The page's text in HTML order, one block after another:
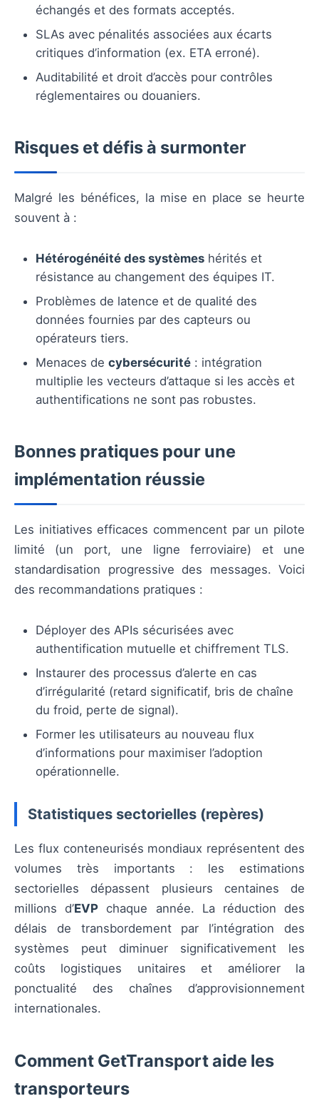
échangés et des formats acceptés.
SLAs avec pénalités associées aux écarts
critiques d’information (ex. ETA erroné).
Auditabilité et droit d’accès pour contrôles
réglementaires ou douaniers.
Risques et défis à surmonter
Malgré les bénéfices, la mise en place se heurte
souvent à :
Hétérogénéité des systèmes hérités et
résistance au changement des équipes IT.
Problèmes de latence et de qualité des
données fournies par des capteurs ou
opérateurs tiers.
Menaces de cybersécurité : intégration
multiplie les vecteurs d’attaque si les accès et
authentifications ne sont pas robustes.
Bonnes pratiques pour une
implémentation réussie
Les initiatives efficaces commencent par un pilote
limité (un port, une ligne ferroviaire) et une
standardisation progressive des messages. Voici
des recommandations pratiques :
Déployer des APIs sécurisées avec
authentification mutuelle et chiffrement TLS.
Instaurer des processus d’alerte en cas
d’irrégularité (retard significatif, bris de chaîne
du froid, perte de signal).
Former les utilisateurs au nouveau flux
d’informations pour maximiser l’adoption
opérationnelle.
Statistiques sectorielles (repères)
Les flux conteneurisés mondiaux représentent des
volumes très importants : les estimations
sectorielles dépassent plusieurs centaines de
millions d’EVP chaque année. La réduction des
délais de transbordement par l’intégration des
systèmes peut diminuer significativement les
coûts logistiques unitaires et améliorer la
ponctualité des chaînes d’approvisionnement
internationales.
Comment GetTransport aide les
transporteurs